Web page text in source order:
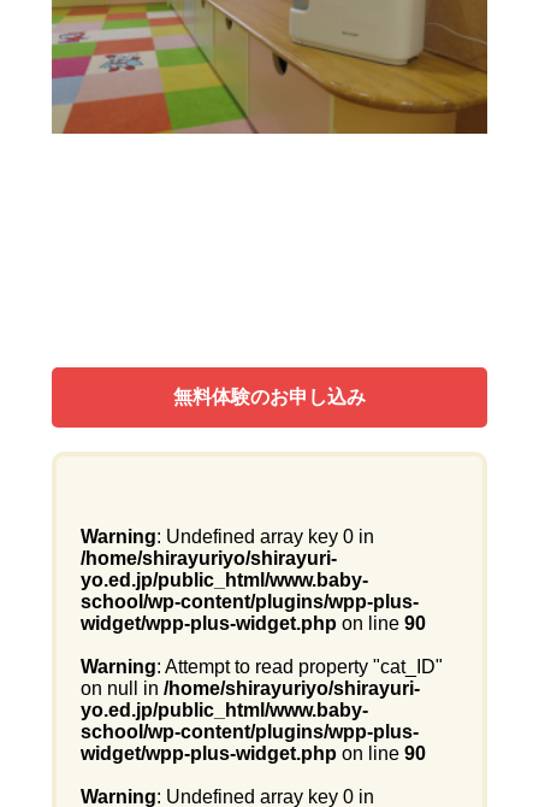
無料体験のお申し込み
Warning: Undefined array key 0 in
/home/shirayuriyo/shirayuri-
yo.ed.jp/public_html/www.baby-
school/wp-content/plugins/wpp-plus-
widget/wpp-plus-widget.phpon line 90
Warning: Attempt to read property "cat_ID"
on null in /home/shirayuriyo/shirayuri-
yo.ed.jp/public_html/www.baby-
school/wp-content/plugins/wpp-plus-
widget/wpp-plus-widget.phpon line 90
Warning: Undefined array key 0 in